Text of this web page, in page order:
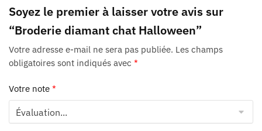
Soyez le premier à laisser votre avis sur
“Broderie diamant chat Halloween”
Votre adresse e-mail ne sera pas publiée. Les champs
obligatoires sont indiqués avec *
Votre note *